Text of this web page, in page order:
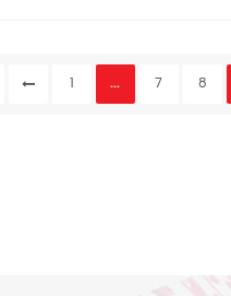
1 ... 7 8